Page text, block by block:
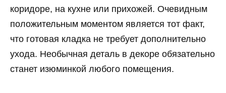
коридоре, на кухне или прихожей. Очевидным
положительным моментом является тот факт,
что готовая кладка не требует дополнительно
ухода. Необычная деталь в декоре обязательно
станет изюминкой любого помещения.